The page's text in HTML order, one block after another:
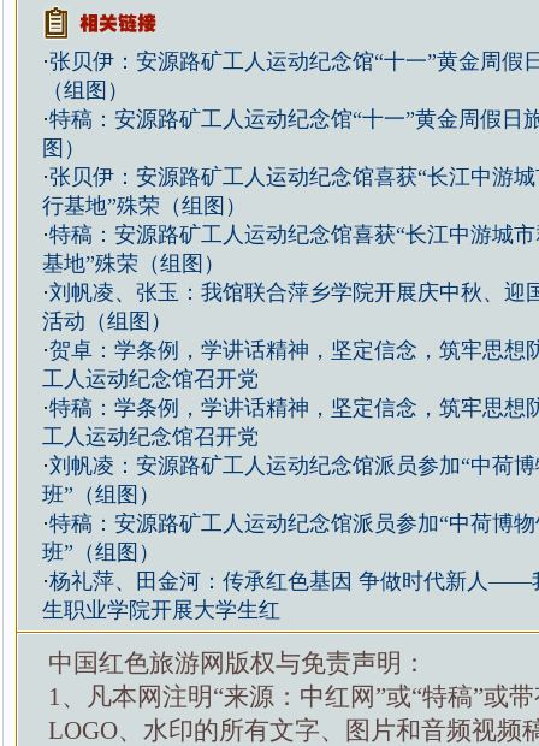
·张贝伊：安源路矿工人运动纪念馆“十一”黄金周假
（组图）
·特稿：安源路矿工人运动纪念馆“十一”黄金周假日
图）
·张贝伊：安源路矿工人运动纪念馆喜获“长江中游
行基地”殊荣（组图）
·特稿：安源路矿工人运动纪念馆喜获“长江中游城
基地”殊荣（组图）
·刘帆凌、张玉：我馆联合萍乡学院开展庆中秋、迎
活动（组图）
·贺卓：学条例，学讲话精神，坚定信念，筑牢思
工人运动纪念馆召开党
·特稿：学条例，学讲话精神，坚定信念，筑牢思
工人运动纪念馆召开党
·刘帆凌：安源路矿工人运动纪念馆派员参加“中荷
班”（组图）
·特稿：安源路矿工人运动纪念馆派员参加“中荷博
班”（组图）
·杨礼萍、田金河：传承红色基因 争做时代新人——
生职业学院开展大学生红
中国红色旅游网版权与免责声明：
1、凡本网注明“来源：中红网”或“特稿”或
LOGO、水印的所有文字、图片和音频视频